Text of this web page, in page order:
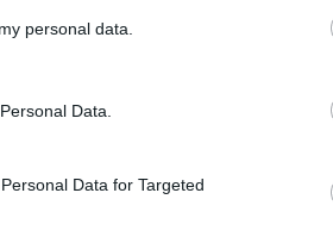
personal data.
Data.
Data for Targeted
žmogų sukapoti į gabalus, kad
rašė ji.